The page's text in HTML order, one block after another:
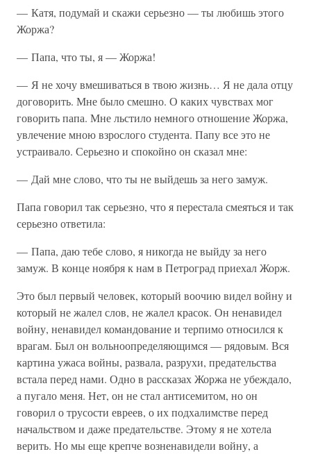
— Катя, подумай и скажи серьезно — ты любишь этого
Жоржа?
— Папа, что ты, я — Жоржа!
— Я не хочу вмешиваться в твою жизнь… Я не дала отцу
договорить. Мне было смешно. О каких чувствах мог
говорить папа. Мне льстило немного отношение Жоржа,
увлечение мною взрослого студента. Папу все это не
устраивало. Серьезно и спокойно он сказал мне:
— Дай мне слово, что ты не выйдешь за него замуж.
Папа говорил так серьезно, что я перестала смеяться и так
серьезно ответила:
— Папа, даю тебе слово, я никогда не выйду за него
замуж. В конце ноября к нам в Петроград приехал Жорж.
Это был первый человек, который воочию видел войну и
который не жалел слов, не жалел красок. Он ненавидел
войну, ненавидел командование и терпимо относился к
врагам. Был он вольноопределяющимся — рядовым. Вся
картина ужаса войны, развала, разрухи, предательства
встала перед нами. Одно в рассказах Жоржа не убеждало,
а пугало меня. Нет, он не стал антисемитом, но он
говорил о трусости евреев, о их подхалимстве перед
начальством и даже предательстве. Этому я не хотела
верить. Но мы еще крепче возненавидели войну, а